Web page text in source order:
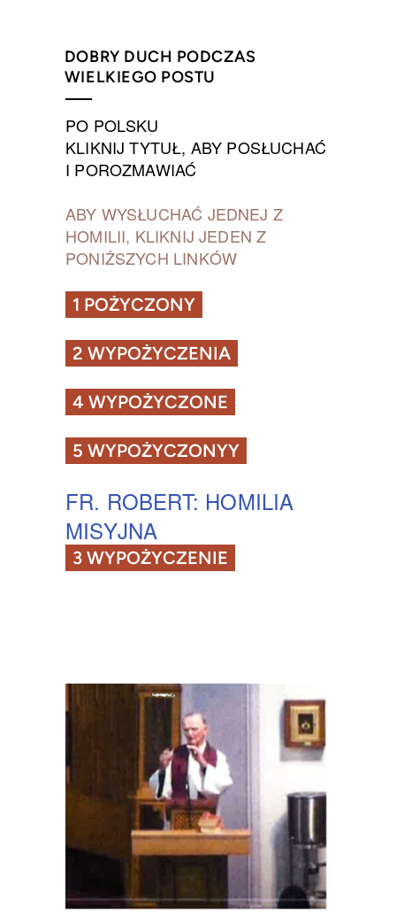
DOBRY DUCH PODCZAS
WIELKIEGO POSTU
PO POLSKU
KLIKNIJ TYTUŁ, ABY POSŁUCHAĆ
I POROZMAWIAĆ
ABY WYSŁUCHAĆ JEDNEJ Z
HOMILII, KLIKNIJ JEDEN Z
PONIŻSZYCH LINKÓW
1 POŻYCZONY
2 WYPOŻYCZENIA
4 WYPOŻYCZONE
5 WYPOŻYCZONYY
FR. ROBERT: HOMILIA
MISYJNA
3 WYPOŻYCZENIE